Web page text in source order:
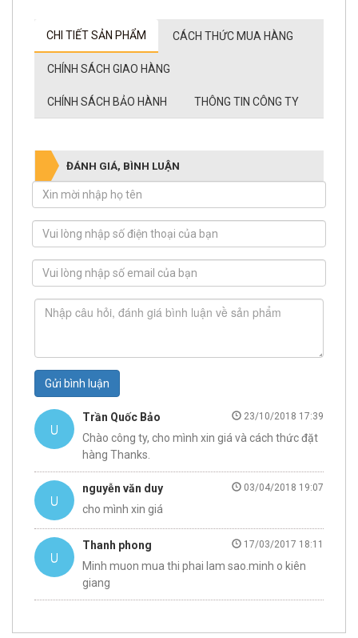
CHI TIẾT SẢN PHẨM CÁCH THỨC MUA HÀNG
CHÍNH SÁCH GIAO HÀNG
CHÍNH SÁCH BẢO HÀNH THÔNG TIN CÔNG TY
ĐÁNH GIÁ, BÌNH LUẬN
Gửi bình luận
Trần Quốc Bảo 23/10/2018 17:39
Chào công ty, cho mình xin giá và cách thức đặt
hàng Thanks.
nguyễn văn duy 03/04/2018 19:07
cho mình xin giá
Thanh phong 17/03/2017 18:11
Minh muon mua thi phai lam sao.minh o kiên
giang